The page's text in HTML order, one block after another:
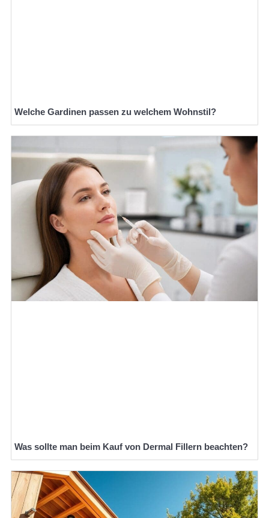
Welche Gardinen passen zu welchem Wohnstil?
Was sollte man beim Kauf von Dermal Fillern beachten?